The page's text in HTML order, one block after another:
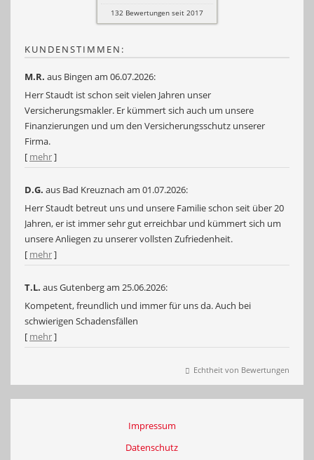
132 Bewertungen seit 2017
KUNDENSTIMMEN:
M.R. aus Bingen am 06.07.2026:
Herr Staudt ist schon seit vielen Jahren unser
Versicherungsmakler. Er kümmert sich auch um unsere
Finanzierungen und um den Versicherungsschutz unserer
Firma.
[ mehr]
D.G. aus Bad Kreuznach am 01.07.2026:
Herr Staudt betreut uns und unsere Familie schon seit über 20
Jahren, er ist immer sehr gut erreichbar und kümmert sich um
unsere Anliegen zu unserer vollsten Zufriedenheit.
[ mehr]
T.L. aus Gutenbergam 25.06.2026:
Kompetent, freundlich und immer für uns da. Auch bei
schwierigen Schadensfällen
[ mehr]
Echtheit von Bewertungen
Impressum
Datenschutz